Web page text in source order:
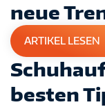
neue
ARTIKEL LESEN
besten